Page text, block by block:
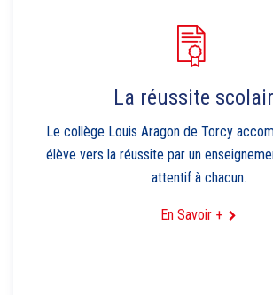
La réussite
Le collège Louis Aragon de Torcy
élève vers la réussite par un
attentif à chacun.
En Savoir +